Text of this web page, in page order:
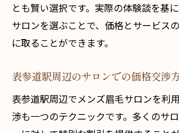
とも賢い選択です。実際の体験談を基
サロンを選ぶことで、価格とサービス
に取ることができます。
表参道駅周辺のサロンでの価格交渉
表参道駅周辺でメンズ眉毛サロンを利
渉も一つのテクニックです。多くのサ